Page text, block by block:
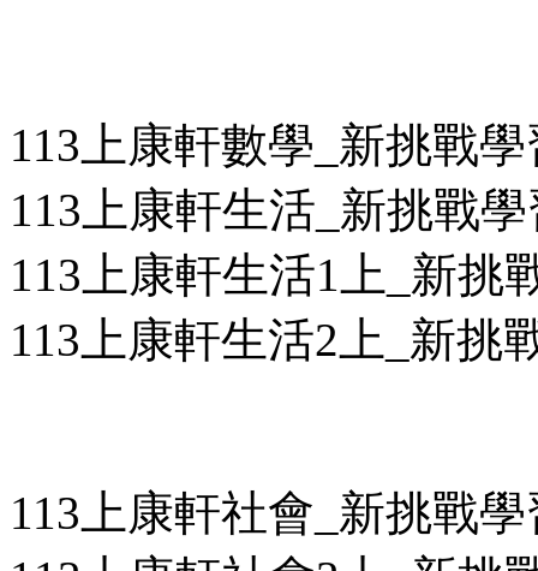
113上康軒數學_新挑戰
113上康軒生活_新挑戰
113上康軒生活1上_新挑
113上康軒生活2上_新挑
113上康軒社會_新挑戰